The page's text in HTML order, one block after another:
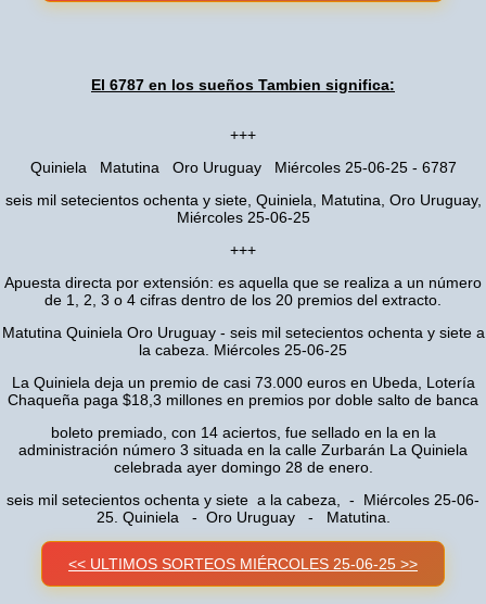
El 6787 en los sueños Tambien significa:
+++
Quiniela Matutina Oro Uruguay Miércoles 25-06-25 - 6787
seis mil setecientos ochenta y siete, Quiniela, Matutina, Oro Uruguay,
Miércoles 25-06-25
+++
Apuesta directa por extensión: es aquella que se realiza a un número
de 1, 2, 3 o 4 cifras dentro de los 20 premios del extracto.
Matutina Quiniela Oro Uruguay - seis mil setecientos ochenta y siete a
la cabeza. Miércoles 25-06-25
La Quiniela deja un premio de casi 73.000 euros en Ubeda, Lotería
Chaqueña paga $18,3 millones en premios por doble salto de banca
boleto premiado, con 14 aciertos, fue sellado en la en la
administración número 3 situada en la calle Zurbarán La Quiniela
celebrada ayer domingo 28 de enero.
seis mil setecientos ochenta y siete a la cabeza, - Miércoles 25-06-
25. Quiniela - Oro Uruguay - Matutina.
<< ULTIMOS SORTEOS MIÉRCOLES 25-06-25 >>